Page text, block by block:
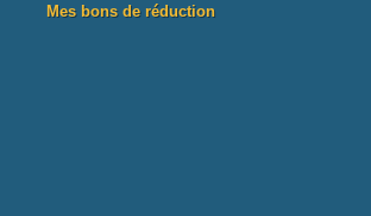
Mes bons de réduction